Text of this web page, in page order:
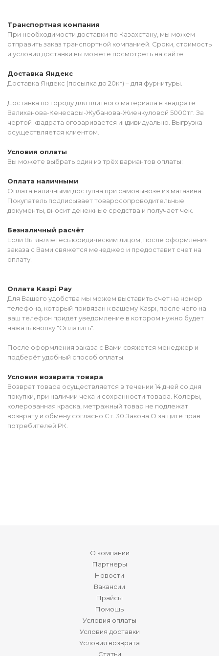
Транспортная компания
При необходимости доставки по Казахстану, мы можем
отправить заказ транспортной компанией. Сроки, стоимость
и условия доставки вы можете посмотреть на сайте.
Доставка Яндекс
Доставка Яндекс (посылка до 20кг) – для фурнитуры.
Доставка по городу для плитного материала в квадрате
Валиханова-Кенесары-Жубанова-Жиенкуловой 5000тг. За
чертой квадрата оговаривается индивидуально. Выгрузка
осуществляется клиентом.
Условия оплаты
Вы можете выбрать один из трёх вариантов оплаты:
Оплата наличными
Оплата наличными доступна при самовывозе из магазина.
Покупатель подписывает товаросопроводительные
документы, вносит денежные средства и получает чек.
Безналичный расчёт
Если Вы являетесь юридическим лицом, после оформления
заказа с Вами свяжется менеджер и предоставит счет на
оплату.
Оплата Kaspi Pay
Для Вашего удобства мы можем выставить счет на номер
телефона, который привязан к вашему Kaspi, после чего на
ваш телефон придет уведомление в котором нужно будет
нажать кнопку "Оплатить".
После оформления заказа с Вами свяжется менеджер и
подберёт удобный способ оплаты.
Условия возврата товара
Возврат товара осуществляется в течении 14 дней со дня
покупки, при наличии чека и сохранности товара. Колеры,
колерованная краска, метражный товар не подлежат
возврату и обмену согласно Ст. 30 Закона О защите прав
потребителей РК.
О компании
Партнеры
Новости
Вакансии
Прайсы
Помощь
Условия оплаты
Условия доставки
Условия возврата
Статьи